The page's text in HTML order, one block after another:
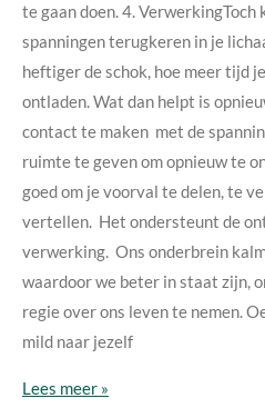
te gaan doen. 4.
spanningen terugkeren in je
heftiger de schok, hoe meer tijd
ontladen. Wat dan helpt is
contact te maken met de
ruimte te geven om opnieuw te
goed om je voorval te delen, te
vertellen. Het ondersteunt de
verwerking. Ons onderbrein
waardoor we beter in staat zijn,
regie over ons leven te nemen.
mild naar jezelf
Lees meer »